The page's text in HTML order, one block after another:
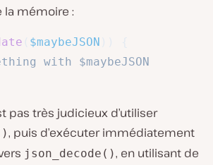
mémoire :
$maybeJSON
with $maybeJSON
pas très judicieux d’utiliser
, puis d’exécuter immédiatement
json_decode(), en utilisant de